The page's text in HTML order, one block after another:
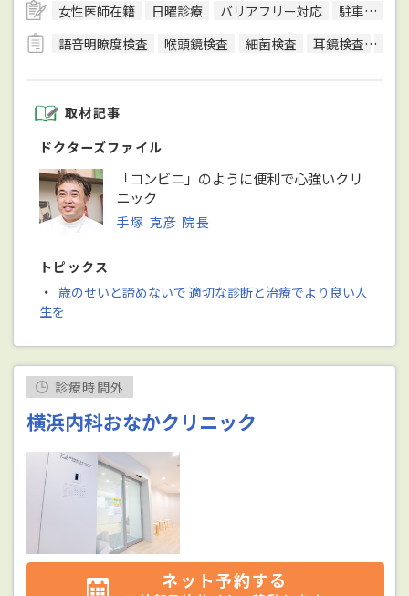
女性医師在籍 日曜診療 バリアフリー対応
駐車場あり
語音明瞭度検査
喉頭鏡検査 細菌検査 耳鏡検査
取材記事
ドクターズファイル
「コンビニ」のように便利で心強いクリ
ニック
手塚 克彦 院長
トピックス
・ 歳のせいと諦めないで 適切な診断と治療でより良い人
生を
診療時間外
横浜内科おなかクリニック
ネット予約する